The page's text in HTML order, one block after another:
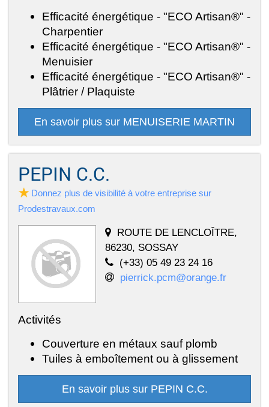
Efficacité énergétique - "ECO Artisan®" -
Charpentier
Efficacité énergétique - "ECO Artisan®" -
Menuisier
Efficacité énergétique - "ECO Artisan®" -
Plâtrier / Plaquiste
En savoir plus sur MENUISERIE MARTIN
PEPIN C.C.
Donnez plus de visibilité à votre entreprise sur
Prodestravaux.com
ROUTE DE LENCLOÎTRE,
86230, SOSSAY
(+33) 05 49 23 24 16
pierrick.pcm@orange.fr
Activités
Couverture en métaux sauf plomb
Tuiles à emboîtement ou à glissement
En savoir plus sur PEPIN C.C.